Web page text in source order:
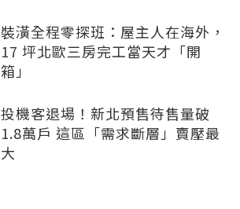
裝潢全程零探班：屋主人在海外，
17 坪北歐三房完工當天才「開
箱」
投機客退場！新北預售待售量破
1.8萬戶 這區「需求斷層」賣壓最
大